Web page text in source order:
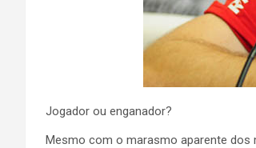
Jogador ou enganador?
Mesmo com o marasmo aparente dos